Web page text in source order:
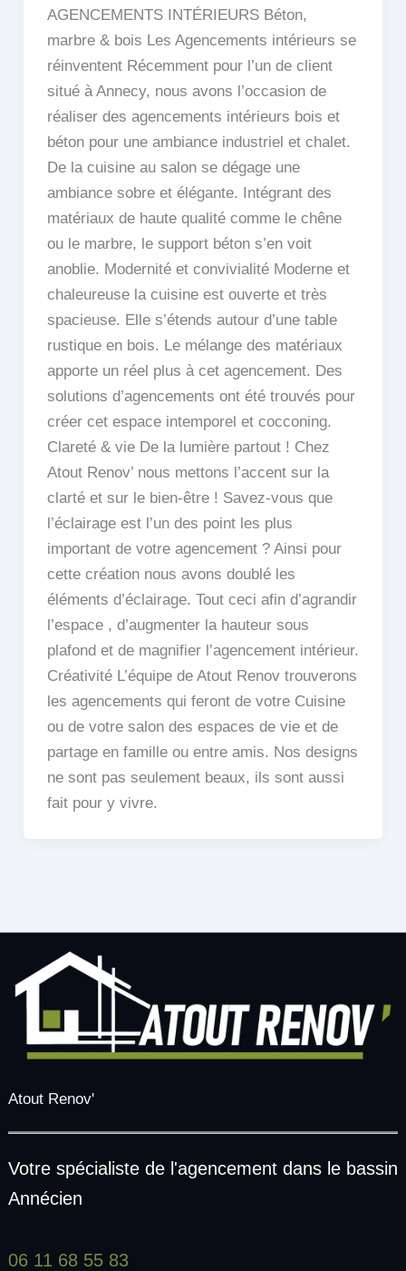
AGENCEMENTS INTÉRIEURS Béton,
marbre & bois Les Agencements intérieurs se
réinventent Récemment pour l’un de client
situé à Annecy, nous avons l’occasion de
réaliser des agencements intérieurs bois et
béton pour une ambiance industriel et chalet.
De la cuisine au salon se dégage une
ambiance sobre et élégante. Intégrant des
matériaux de haute qualité comme le chêne
ou le marbre, le support béton s’en voit
anoblie. Modernité et convivialité Moderne et
chaleureuse la cuisine est ouverte et très
spacieuse. Elle s’étends autour d’une table
rustique en bois. Le mélange des matériaux
apporte un réel plus à cet agencement. Des
solutions d’agencements ont été trouvés pour
créer cet espace intemporel et cocconing.
Clareté & vie De la lumière partout ! Chez
Atout Renov’ nous mettons l’accent sur la
clarté et sur le bien-être ! Savez-vous que
l’éclairage est l’un des point les plus
important de votre agencement ? Ainsi pour
cette création nous avons doublé les
éléments d’éclairage. Tout ceci afin d’agrandir
l’espace , d’augmenter la hauteur sous
plafond et de magnifier l’agencement intérieur.
Créativité L’équipe de Atout Renov trouverons
les agencements qui feront de votre Cuisine
ou de votre salon des espaces de vie et de
partage en famille ou entre amis. Nos designs
ne sont pas seulement beaux, ils sont aussi
fait pour y vivre.
Atout Renov'
Votre spécialiste de l'agencement dans le bassin
Annécien
06 11 68 55 83